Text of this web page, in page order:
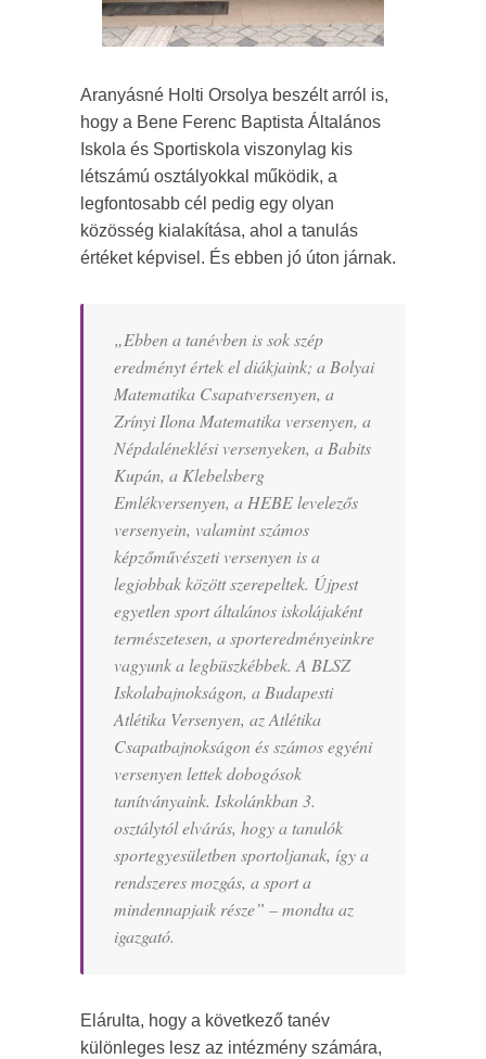
Aranyásné Holti Orsolya beszélt arról is,
hogy a Bene Ferenc Baptista Általános
Iskola és Sportiskola viszonylag kis
létszámú osztályokkal működik, a
legfontosabb cél pedig egy olyan
közösség kialakítása, ahol a tanulás
értéket képvisel. És ebben jó úton járnak.
„Ebben a tanévben is sok szép
eredményt értek el diákjaink; a Bolyai
Matematika Csapatversenyen, a
Zrínyi Ilona Matematika versenyen, a
Népdaléneklési versenyeken, a Babits
Kupán, a Klebelsberg
Emlékversenyen, a HEBE levelezős
versenyein, valamint számos
képzőművészeti versenyen is a
legjobbak között szerepeltek. Újpest
egyetlen sport általános iskolájaként
természetesen, a sporteredményeinkre
vagyunk a legbüszkébbek. A BLSZ
Iskolabajnokságon, a Budapesti
Atlétika Versenyen, az Atlétika
Csapatbajnokságon és számos egyéni
versenyen lettek dobogósok
tanítványaink. Iskolánkban 3.
osztálytól elvárás, hogy a tanulók
sportegyesületben sportoljanak, így a
rendszeres mozgás, a sport a
mindennapjaik része” – mondta az
igazgató.
Elárulta, hogy a következő tanév
különleges lesz az intézmény számára,